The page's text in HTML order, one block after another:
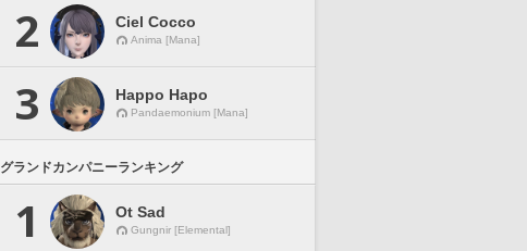
2 Ciel Cocco
Anima [Mana]
3 Happo Hapo
Pandaemonium [Mana]
グランドカンパニーランキング
1 Ot Sad
Gungnir [Elemental]